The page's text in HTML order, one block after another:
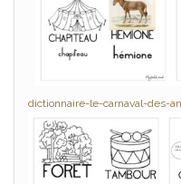
dictionnaire-le-carnaval-des-